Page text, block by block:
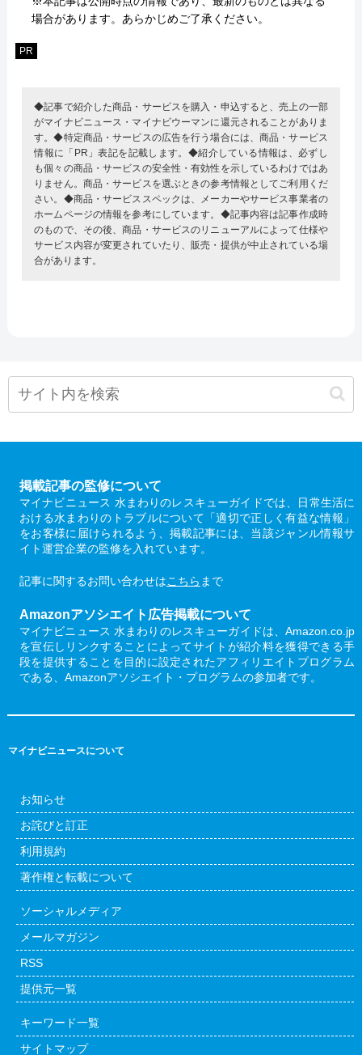
場合があります。あらかじめご了承ください。
PR
◆記事で紹介した商品・サービスを購入・申込すると、売上の一部
がマイナビニュース・マイナビウーマンに還元されることがありま
す。◆特定商品・サービスの広告を行う場合には、商品・サービス
情報に「PR」表記を記載します。◆紹介している情報は、必ずし
も個々の商品・サービスの安全性・有効性を示しているわけではあ
りません。商品・サービスを選ぶときの参考情報としてご利用くだ
さい。◆商品・サービススペックは、メーカーやサービス事業者の
ホームページの情報を参考にしています。◆記事内容は記事作成時
のもので、その後、商品・サービスのリニューアルによって仕様や
サービス内容が変更されていたり、販売・提供が中止されている場
合があります。
掲載記事の監修について
マイナビニュース 水まわりのレスキューガイドでは、日常生活に
おける水まわりのトラブルについて「適切で正しく有益な情報」
をお客様に届けられるよう、掲載記事には、当該ジャンル情報サ
イト運営企業の監修を入れています。
記事に関するお問い合わせはこちら まで
Amazonアソシエイト広告掲載について
マイナビニュース 水まわりのレスキューガイドは、Amazon.co.jp
を宣伝しリンクすることによってサイトが紹介料を獲得できる手
段を提供することを目的に設定されたアフィリエイトプログラム
である、Amazonアソシエイト・プログラムの参加者です。
マイナビニュースについて
お知らせ
お詫びと訂正
利用規約
著作権と転載について
ソーシャルメディア
メールマガジン
RSS
提供元一覧
キーワード一覧
サイトマップ